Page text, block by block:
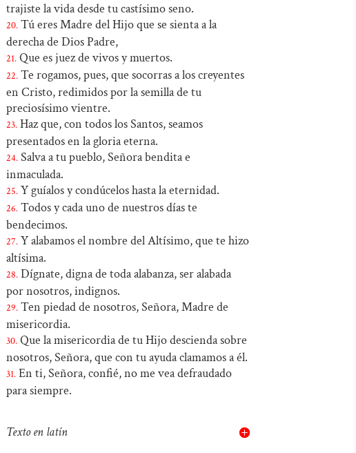
trajiste la vida desde tu castísimo seno.
20.Tú eres Madre del Hijo que se sienta a la
derecha de Dios Padre,
21.Que es juez de vivos y muertos.
22.Te rogamos, pues, que socorras a los creyentes
en Cristo, redimidos por la semilla de tu
preciosísimo vientre.
23.Haz que, con todos los Santos, seamos
presentados en la gloria eterna.
24.Salva a tu pueblo, Señora bendita e
inmaculada.
25.Y guíalos y condúcelos hasta la eternidad.
26.Todos y cada uno de nuestros días te
bendecimos.
27.Y alabamos el nombre del Altísimo, que te hizo
altísima.
28.Dígnate, digna de toda alabanza, ser alabada
por nosotros, indignos.
29.Ten piedad de nosotros, Señora, Madre de
misericordia.
30.Que la misericordia de tu Hijo descienda sobre
nosotros, Señora, que con tu ayuda clamamos a él.
31.En ti, Señora, confié, no me vea defraudado
para siempre.
Texto en latín